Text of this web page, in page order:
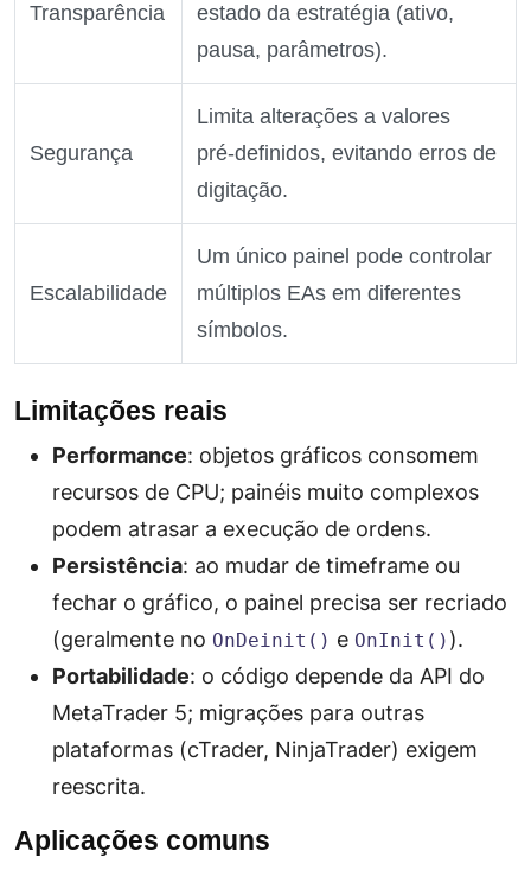
Transparência
estado da estratégia (ativo,
pausa, parâmetros).
Segurança
Limita alterações a valores
pré‑definidos, evitando erros de
digitação.
Escalabilidade
Um único painel pode controlar
múltiplos EAs em diferentes
símbolos.
Limitações reais
Performance: objetos gráficos consomem
recursos de CPU; painéis muito complexos
podem atrasar a execução de ordens.
Persistência: ao mudar de timeframe ou
fechar o gráfico, o painel precisa ser recriado
(geralmente no OnDeinit() e OnInit() ).
Portabilidade: o código depende da API do
MetaTrader 5; migrações para outras
plataformas (cTrader, NinjaTrader) exigem
reescrita.
Aplicações comuns